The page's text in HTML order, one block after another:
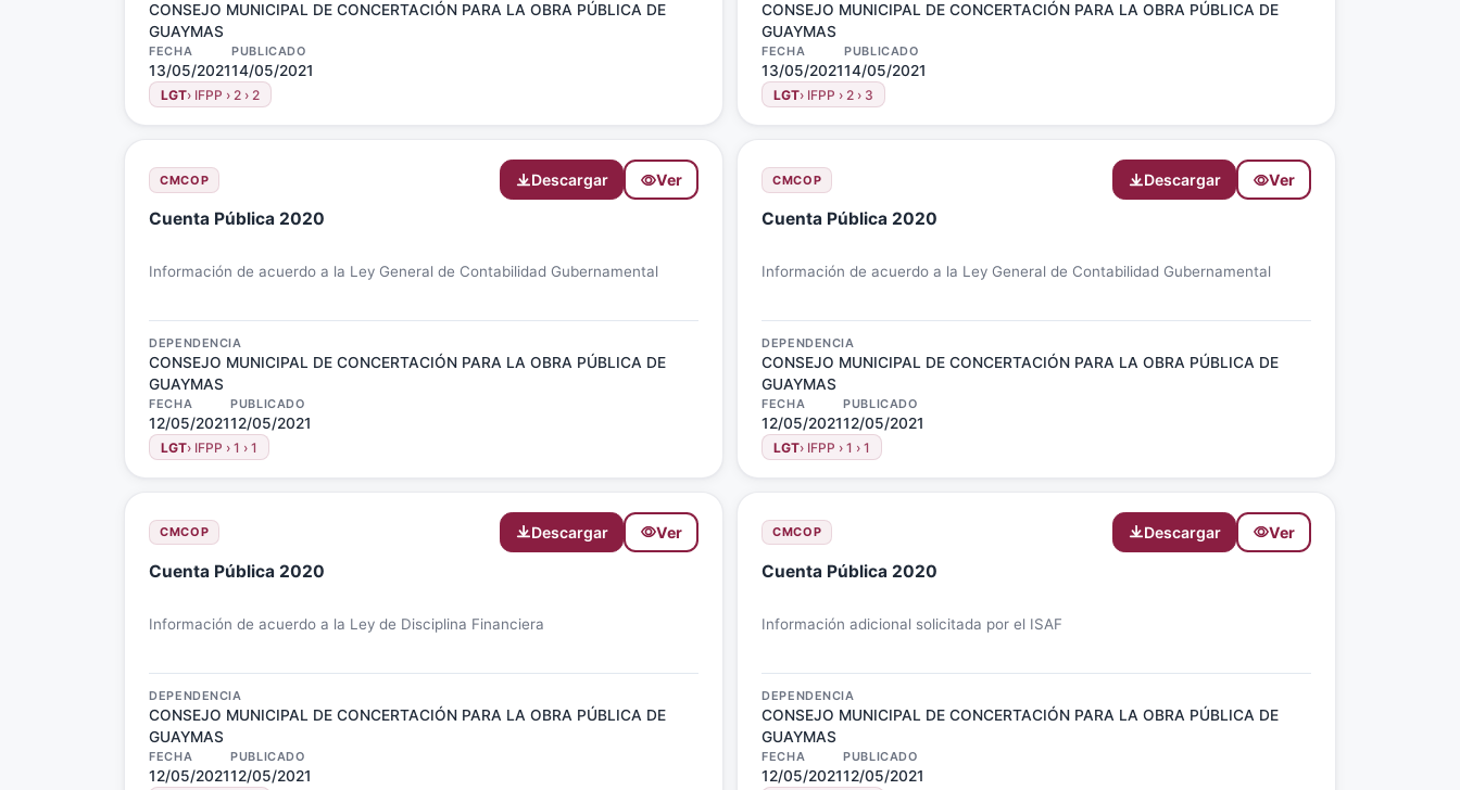
CONSEJO MUNICIPAL DE CONCERTACIÓN PARA LA OBRA PÚBLICA DE
GUAYMAS
FECHA
13/05/2021
PUBLICADO
14/05/2021
LGT› IFPP › 2 › 2
CONSEJO MUNICIPAL DE CONCERTACIÓN PARA LA OBRA PÚBLICA DE
GUAYMAS
FECHA
13/05/2021
PUBLICADO
14/05/2021
LGT› IFPP › 2 › 3
CMCOP Descargar Ver
Cuenta Pública 2020
Información de acuerdo a la Ley General de Contabilidad Gubernamental
DEPENDENCIA
CONSEJO MUNICIPAL DE CONCERTACIÓN PARA LA OBRA PÚBLICA DE
GUAYMAS
FECHA
12/05/2021
PUBLICADO
12/05/2021
LGT› IFPP › 1 › 1
CMCOP Descargar Ver
Cuenta Pública 2020
Información de acuerdo a la Ley General de Contabilidad Gubernamental
DEPENDENCIA
CONSEJO MUNICIPAL DE CONCERTACIÓN PARA LA OBRA PÚBLICA DE
GUAYMAS
FECHA
12/05/2021
PUBLICADO
12/05/2021
LGT› IFPP › 1 › 1
CMCOP Descargar Ver
Cuenta Pública 2020
Información de acuerdo a la Ley de Disciplina Financiera
DEPENDENCIA
CONSEJO MUNICIPAL DE CONCERTACIÓN PARA LA OBRA PÚBLICA DE
GUAYMAS
FECHA
12/05/2021
PUBLICADO
12/05/2021
CMCOP Descargar Ver
Cuenta Pública 2020
Información adicional solicitada por el ISAF
DEPENDENCIA
CONSEJO MUNICIPAL DE CONCERTACIÓN PARA LA OBRA PÚBLICA DE
GUAYMAS
FECHA
12/05/2021
PUBLICADO
12/05/2021